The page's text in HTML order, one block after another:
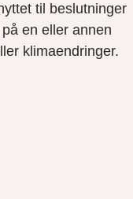
til beslutninger
en eller annen
klimaendringer.